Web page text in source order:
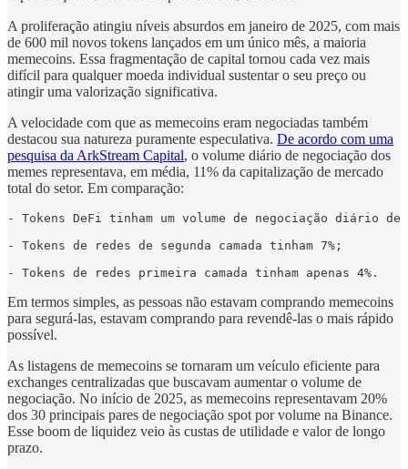
A proliferação atingiu níveis absurdos em janeiro de 2025, com mais
de 600 mil novos tokens lançados em um único mês, a maioria
memecoins. Essa fragmentação de capital tornou cada vez mais
difícil para qualquer moeda individual sustentar o seu preço ou
atingir uma valorização significativa.
A velocidade com que as memecoins eram negociadas também
destacou sua natureza puramente especulativa. De acordo com uma
pesquisa da ArkStream Capital, o volume diário de negociação dos
memes representava, em média, 11% da capitalização de mercado
total do setor. Em comparação:
- Tokens DeFi tinham um volume de negociação diário
- Tokens de redes de segunda camada tinham 7%;
- Tokens de redes primeira camada tinham apenas 4%.
Em termos simples, as pessoas não estavam comprando memecoins
para segurá-las, estavam comprando para revendê-las o mais rápido
possível.
As listagens de memecoins se tornaram um veículo eficiente para
exchanges centralizadas que buscavam aumentar o volume de
negociação. No início de 2025, as memecoins representavam 20%
dos 30 principais pares de negociação spot por volume na Binance.
Esse boom de liquidez veio às custas de utilidade e valor de longo
prazo.